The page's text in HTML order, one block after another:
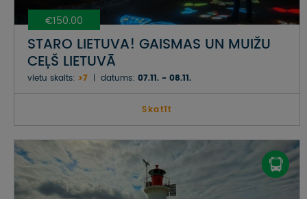
€150.00
STARO LIETUVA! GAISMAS UN MUIŽU
CEĻŠ LIETUVĀ
vietu skaits: >7 datums: 07.11. - 08.11.
Skatīt